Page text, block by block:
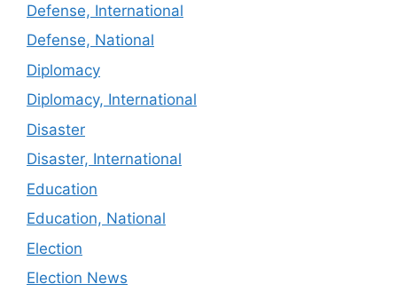
Defense, International
Defense, National
Diplomacy
Diplomacy, International
Disaster
Disaster, International
Education
Education, National
Election
Election News